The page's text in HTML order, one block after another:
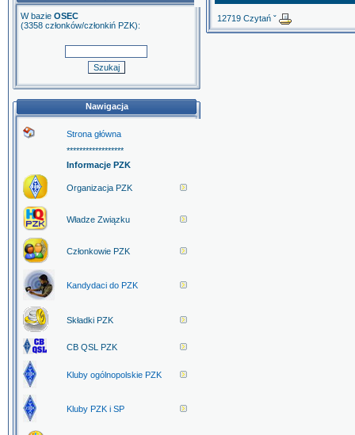
W bazie OSEC
(3358 członków/członkiń PZK):
Nawigacja
Strona główna
******************
Informacje PZK
Organizacja PZK
Władze Związku
Członkowie PZK
Kandydaci do PZK
Składki PZK
CB QSL PZK
Kluby ogólnopolskie PZK
Kluby PZK i SP
12719 Czytań ˇ